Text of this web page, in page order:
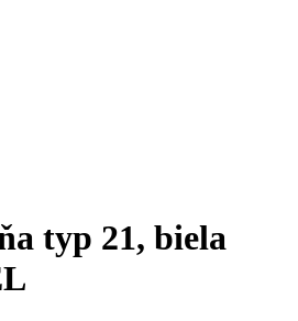
typ 21, biela